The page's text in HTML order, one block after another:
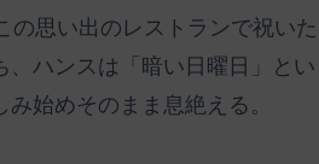
の思い出のレストランで祝い
、ハンスは「暗い日曜日」と
始めそのまま息絶える。